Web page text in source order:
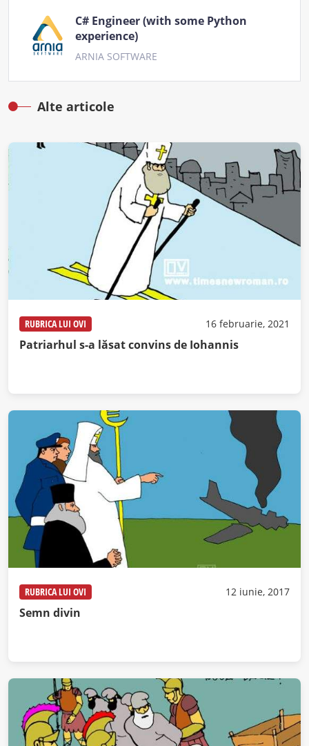
C# Engineer (with some Python
experience)
ARNIA SOFTWARE
Alte articole
RUBRICA LUI OVI 16 februarie, 2021
Patriarhul s-a lăsat convins de Iohannis
RUBRICA LUI OVI 12 iunie, 2017
Semn divin